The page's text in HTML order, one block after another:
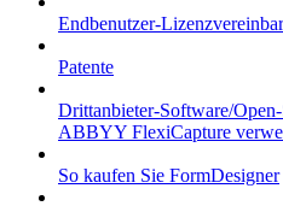
Endbenutzer-
Patente
Drittanbieter-Software/
ABBYY FlexiCapture
So kaufen Sie FormDesigner